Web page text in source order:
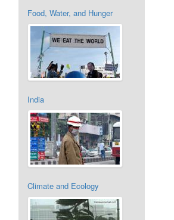
Food, Water, and Hunger
India
Climate and Ecology